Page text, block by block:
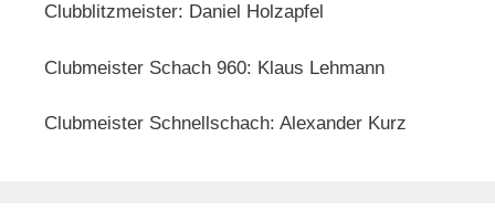
Clubblitzmeister: Daniel Holzapfel
Clubmeister Schach 960: Klaus Lehmann
Clubmeister Schnellschach: Alexander Kurz